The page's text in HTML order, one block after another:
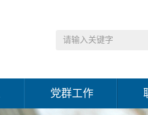
党群工作